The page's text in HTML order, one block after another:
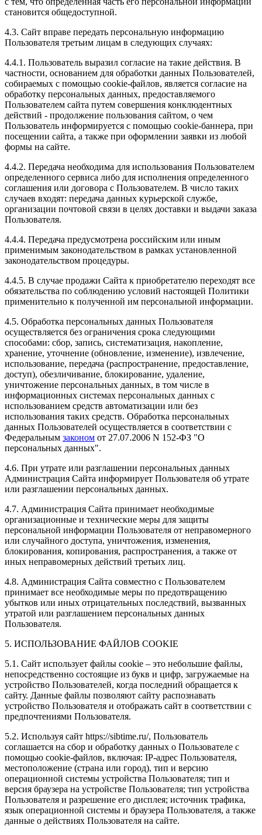
становится общедоступной.
4.3. Сайт вправе передать персональную информацию
Пользователя третьим лицам в следующих случаях:
4.4.1. Пользователь выразил согласие на такие действия. В
частности, основанием для обработки данных Пользователей,
собираемых с помощью cookie-файлов, является согласие на
обработку персональных данных, предоставляемого
Пользователем сайта путем совершения конклюдентных
действий - продолжение пользования сайтом, о чем
Пользователь информируется с помощью cookie-баннера, при
посещении сайта, а также при оформлении заявки из любой
формы на сайте.
4.4.2. Передача необходима для использования Пользователем
определенного сервиса либо для исполнения определенного
соглашения или договора с Пользователем. В число таких
случаев входят: передача данных курьерской службе,
организации почтовой связи в целях доставки и выдачи заказа
Пользователя.
4.4.4. Передача предусмотрена российским или иным
применимым законодательством в рамках установленной
законодательством процедуры.
4.4.5. В случае продажи Сайта к приобретателю переходят все
обязательства по соблюдению условий настоящей Политики
применительно к полученной им персональной информации.
4.5. Обработка персональных данных Пользователя
осуществляется без ограничения срока следующими
способами: сбор, запись, систематизация, накопление,
хранение, уточнение (обновление, изменение), извлечение,
использование, передача (распространение, предоставление,
доступ), обезличивание, блокирование, удаление,
уничтожение персональных данных, в том числе в
информационных системах персональных данных с
использованием средств автоматизации или без
использования таких средств. Обработка персональных
данных Пользователей осуществляется в соответствии с
Федеральным законом от 27.07.2006 N 152-ФЗ "О
персональных данных".
4.6. При утрате или разглашении персональных данных
Администрация Сайта информирует Пользователя об утрате
или разглашении персональных данных.
4.7. Администрация Сайта принимает необходимые
организационные и технические меры для защиты
персональной информации Пользователя от неправомерного
или случайного доступа, уничтожения, изменения,
блокирования, копирования, распространения, а также от
иных неправомерных действий третьих лиц.
4.8. Администрация Сайта совместно с Пользователем
принимает все необходимые меры по предотвращению
убытков или иных отрицательных последствий, вызванных
утратой или разглашением персональных данных
Пользователя.
5. ИСПОЛЬЗОВАНИЕ ФАЙЛОВ COOKIE
5.1. Сайт использует файлы cookie – это небольшие файлы,
непосредственно состоящие из букв и цифр, загружаемые на
устройство Пользователей, когда последний обращается к
сайту. Данные файлы позволяют сайту распознавать
устройство Пользователя и отображать сайт в соответствии с
предпочтениями Пользователя.
5.2. Используя сайт https://sibtime.ru/, Пользователь
соглашается на сбор и обработку данных о Пользователе с
помощью cookie-файлов, включая: IP-адрес Пользователя,
местоположение (страна или город), тип и версию
операционной системы устройства Пользователя; тип и
версия браузера на устройстве Пользователя; тип устройства
Пользователя и разрешение его дисплея; источник трафика,
язык операционной системы и браузера Пользователя, а также
данные о действиях Пользователя на сайте.